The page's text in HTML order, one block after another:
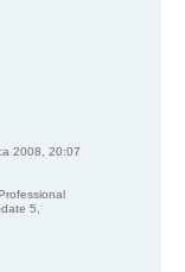
2008, 20:07
5,